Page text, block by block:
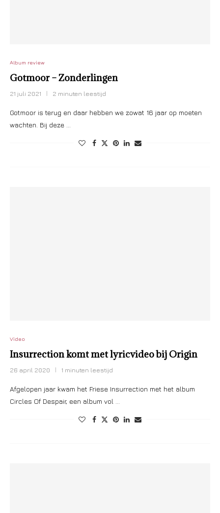
Album review
Gotmoor – Zonderlingen
21 juli 2021 2 minuten leestijd
Gotmoor is terug en daar hebben we zowat 16 jaar op moeten
wachten. Bij deze …
Video
Insurrection komt met lyricvideo bij Origin
26 april 2020 1 minuten leestijd
Afgelopen jaar kwam het Friese Insurrection met het album
Circles Of Despair, een album vol …